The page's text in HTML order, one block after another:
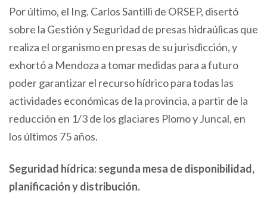
Por último, el Ing. Carlos Santilli de ORSEP, disertó
sobre la Gestión y Seguridad de presas hidraúlicas que
realiza el organismo en presas de su jurisdicción, y
exhortó a Mendoza a tomar medidas para a futuro
poder garantizar el recurso hídrico para todas las
actividades económicas de la provincia, a partir de la
reducción en 1/3 de los glaciares Plomo y Juncal, en
los últimos 75 años.
Seguridad hídrica: segunda mesa de disponibilidad,
planificación y distribución.